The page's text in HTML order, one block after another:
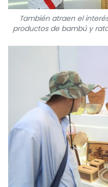
También atraen el
productos de bambú y